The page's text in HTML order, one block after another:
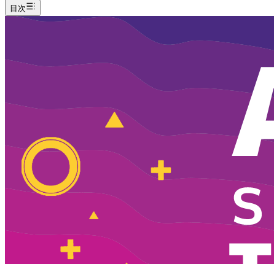
目次